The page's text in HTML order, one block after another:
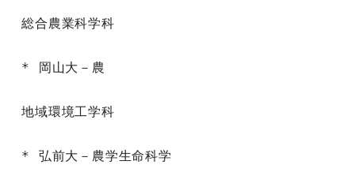
総合農業科学科
* 岡山大－農
地域環境工学科
* 弘前大－農学生命科学